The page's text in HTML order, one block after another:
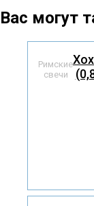
Вас могут
Римские
свечи